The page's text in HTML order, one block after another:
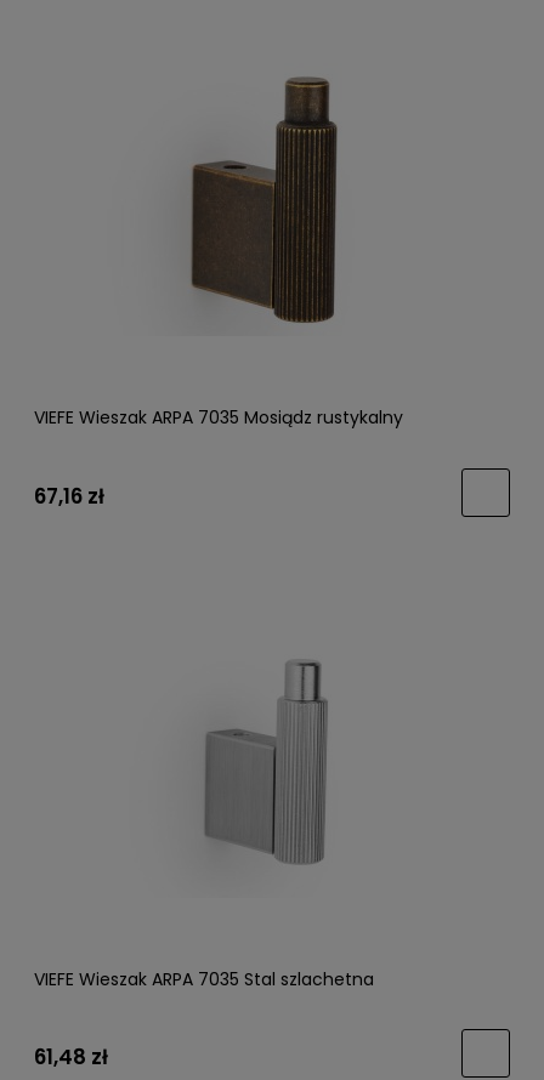
VIEFE Wieszak ARPA 7035 Mosiądz rustykalny
67,16 zł
VIEFE Wieszak ARPA 7035 Stal szlachetna
61,48 zł